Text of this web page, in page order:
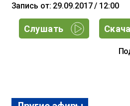
Запись от: 29.09.2017 / 12:00
Слушать